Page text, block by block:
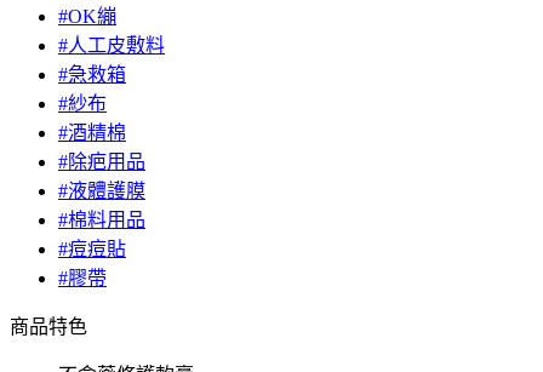
#OK繃
#人工皮敷料
#急救箱
#紗布
#酒精棉
#除疤用品
#液體護膜
#棉料用品
#痘痘貼
#膠帶
商品特色